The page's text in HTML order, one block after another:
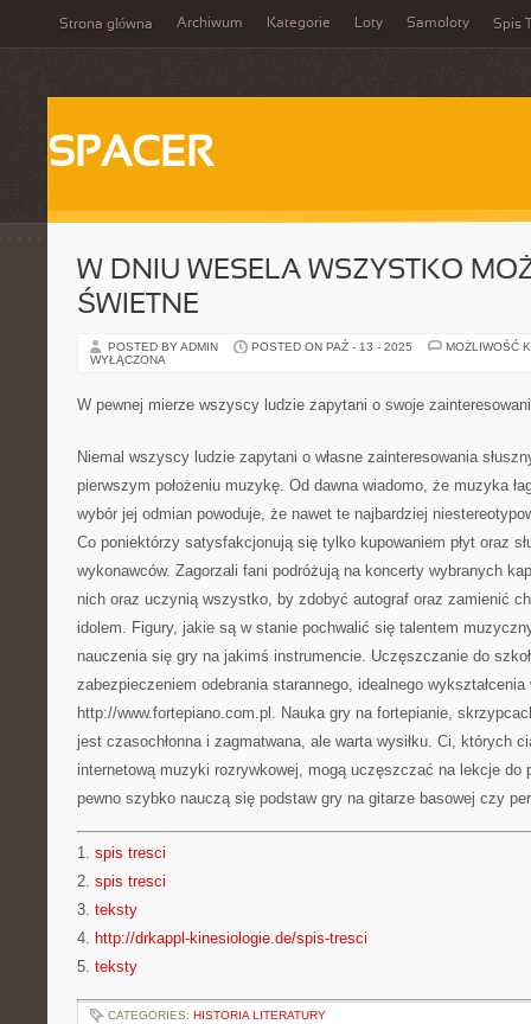
Strona główna Archiwum Kategorie Loty Samoloty Spis
SPACER
W DNIU WESELA WSZYSTKO
ŚWIETNE
POSTED BY ADMIN POSTED ON PAŹ - 13 - 2025
MOŻLIWOŚĆ
WYŁĄCZONA
W pewnej mierze wszyscy ludzie zapytani o swoje
Niemal wszyscy ludzie zapytani o własne zainteresowania
pierwszym położeniu muzykę. Od dawna wiadomo, że muzyka
wybór jej odmian powoduje, że nawet te najbardziej
Co poniektórzy satysfakcjonują się tylko kupowaniem płyt oraz
wykonawców. Zagorzali fani podróżują na koncerty wybranych
nich oraz uczynią wszystko, by zdobyć autograf oraz zamienić
idolem. Figury, jakie są w stanie pochwalić się talentem
nauczenia się gry na jakimś instrumencie. Uczęszczanie do
zabezpieczeniem odebrania starannego, idealnego
http://www.fortepiano.com.pl. Nauka gry na fortepianie,
jest czasochłonna i zagmatwana, ale warta wysiłku. Ci, których
internetową muzyki rozrywkowej, mogą uczęszczać na lekcje do
pewno szybko nauczą się podstaw gry na gitarze basowej czy
1. spis tresci
2. spis tresci
3. teksty
4. http://drkappl-kinesiologie.de/spis-tresci
5. teksty
CATEGORIES: HISTORIA LITERATURY